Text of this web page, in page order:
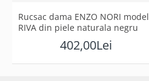
Rucsac dama ENZO NORI model
RIVA din piele naturala negru
402,00Lei